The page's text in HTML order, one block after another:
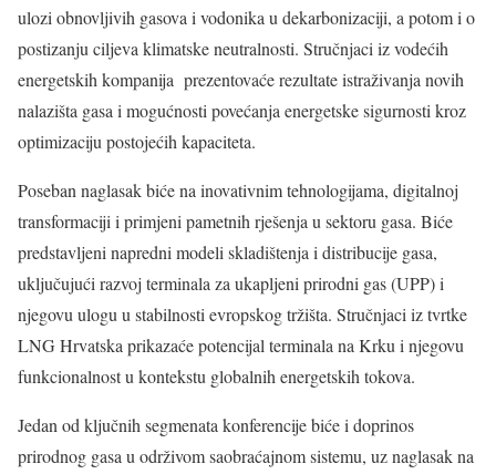
ulozi obnovljivih gasova i vodonika u dekarbonizaciji, a potom i o
postizanju ciljeva klimatske neutralnosti. Stručnjaci iz vodećih
energetskih kompanija prezentovaće rezultate istraživanja novih
nalazišta gasa i mogućnosti povećanja energetske sigurnosti kroz
optimizaciju postojećih kapaciteta.
Poseban naglasak biće na inovativnim tehnologijama, digitalnoj
transformaciji i primjeni pametnih rješenja u sektoru gasa. Biće
predstavljeni napredni modeli skladištenja i distribucije gasa,
uključujući razvoj terminala za ukapljeni prirodni gas (UPP) i
njegovu ulogu u stabilnosti evropskog tržišta. Stručnjaci iz tvrtke
LNG Hrvatska prikazaće potencijal terminala na Krku i njegovu
funkcionalnost u kontekstu globalnih energetskih tokova.
Jedan od ključnih segmenata konferencije biće i doprinos
prirodnog gasa u održivom saobraćajnom sistemu, uz naglasak na